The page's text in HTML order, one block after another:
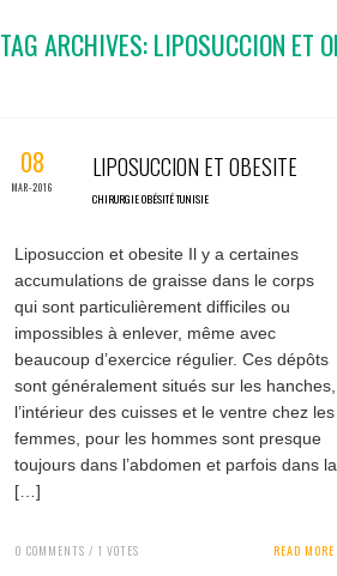
TAG ARCHIVES: LIPOSUCCION ET
08
MAR-2016
LIPOSUCCION ET OBESITE
CHIRURGIE OBÉSITÉ TUNISIE
Liposuccion et obesite Il y a certaines
accumulations de graisse dans le corps
qui sont particulièrement difficiles ou
impossibles à enlever, même avec
beaucoup d’exercice régulier. Ces dépôts
sont généralement situés sur les hanches,
l’intérieur des cuisses et le ventre chez les
femmes, pour les hommes sont presque
toujours dans l’abdomen et parfois dans la
[…]
0 COMMENTS / 1 VOTES READ MORE